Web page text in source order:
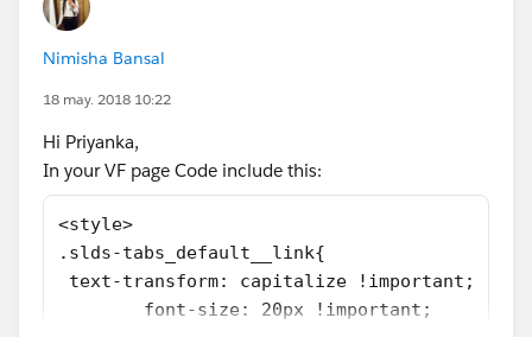
Nimisha Bansal
18 may. 2018 10:22
Hi Priyanka,
In your VF page Code include this:
<style>
.slds-tabs_default__link{
text-transform: capitalize !important;
        font-size: 20px !important;